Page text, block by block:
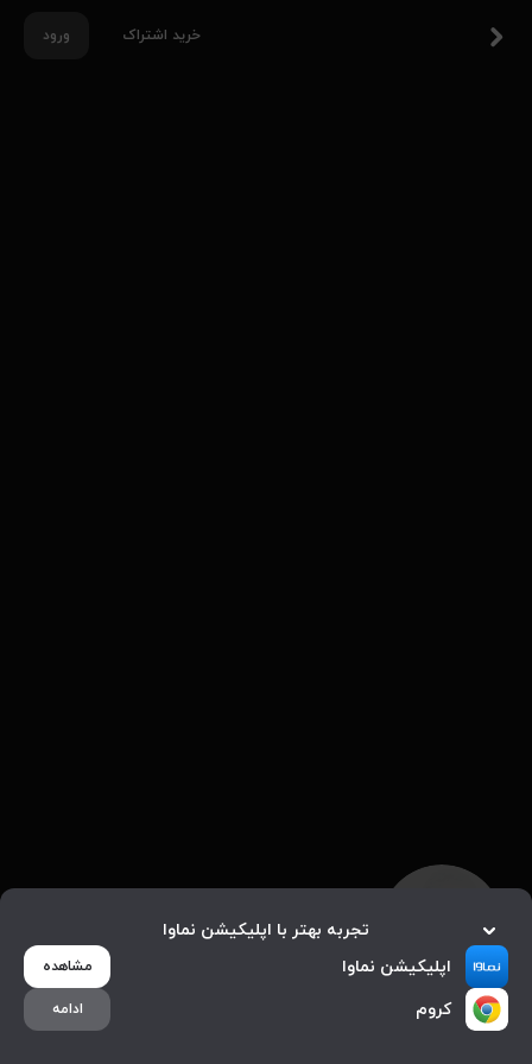
ورود خرید اشتراک
تجربه بهتر با اپلیکیشن نماوا
اپلیکیشن نماوا
مشاهده
کروم ادامه